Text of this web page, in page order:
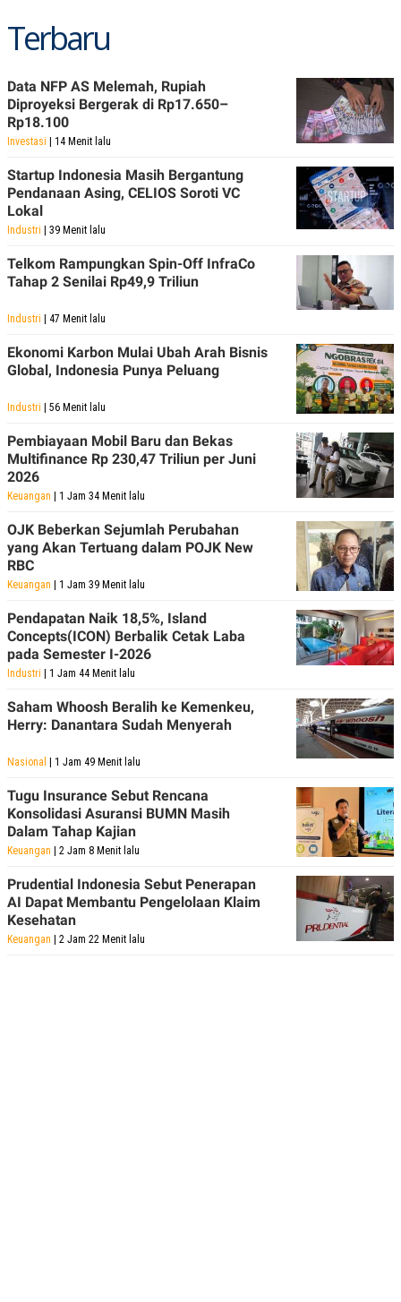
Terbaru
Data NFP AS Melemah, Rupiah
Diproyeksi Bergerak di Rp17.650–
Rp18.100
Investasi | 14 Menit lalu
Startup Indonesia Masih Bergantung
Pendanaan Asing, CELIOS Soroti VC
Lokal
Industri | 39 Menit lalu
Telkom Rampungkan Spin-Off InfraCo
Tahap 2 Senilai Rp49,9 Triliun
Industri | 47 Menit lalu
Ekonomi Karbon Mulai Ubah Arah Bisnis
Global, Indonesia Punya Peluang
Industri | 56 Menit lalu
Pembiayaan Mobil Baru dan Bekas
Multifinance Rp 230,47 Triliun per Juni
2026
Keuangan | 1 Jam 34 Menit lalu
OJK Beberkan Sejumlah Perubahan
yang Akan Tertuang dalam POJK New
RBC
Keuangan | 1 Jam 39 Menit lalu
Pendapatan Naik 18,5%, Island
Concepts(ICON) Berbalik Cetak Laba
pada Semester I-2026
Industri | 1 Jam 44 Menit lalu
Saham Whoosh Beralih ke Kemenkeu,
Herry: Danantara Sudah Menyerah
Nasional | 1 Jam 49 Menit lalu
Tugu Insurance Sebut Rencana
Konsolidasi Asuransi BUMN Masih
Dalam Tahap Kajian
Keuangan | 2 Jam 8 Menit lalu
Prudential Indonesia Sebut Penerapan
AI Dapat Membantu Pengelolaan Klaim
Kesehatan
Keuangan | 2 Jam 22 Menit lalu